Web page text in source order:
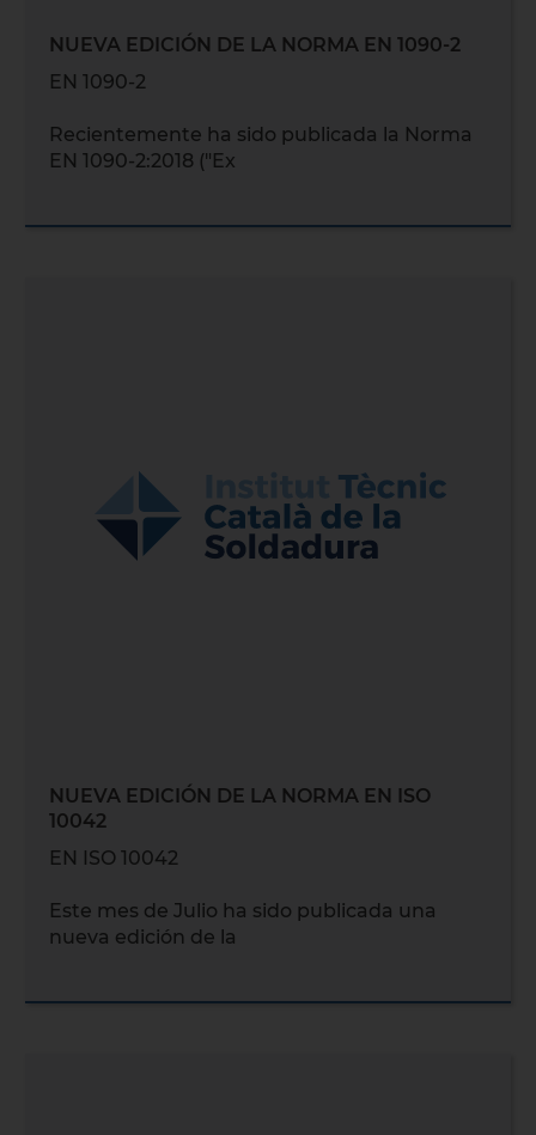
NUEVA EDICIÓN DE LA NORMA EN 1090-2
EN 1090-2
Recientemente ha sido publicada la Norma
EN 1090-2:2018 ("Ex
NUEVA EDICIÓN DE LA NORMA EN ISO
10042
EN ISO 10042
Este mes de Julio ha sido publicada una
nueva edición de la